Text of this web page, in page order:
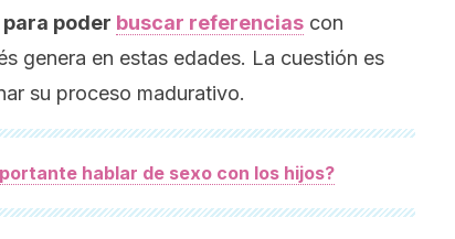
poder buscar referencias con
genera en estas edades. La cuestión es
su proceso madurativo.
hablar de sexo con los hijos?